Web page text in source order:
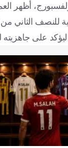
أظهر
للنصف الثاني
على